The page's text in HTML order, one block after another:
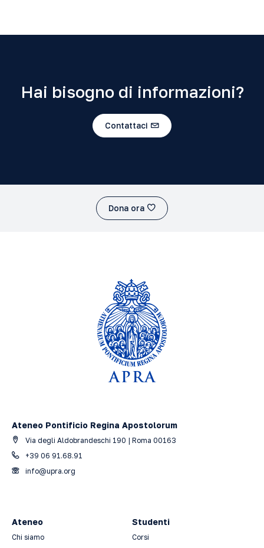
Hai bisogno di informazioni?
Contattaci
Dona ora
Ateneo Pontificio Regina Apostolorum
Via degli Aldobrandeschi 190 | Roma 00163
+39 06 91.68.91
info@upra.org
Ateneo
Chi siamo
Studenti
Corsi